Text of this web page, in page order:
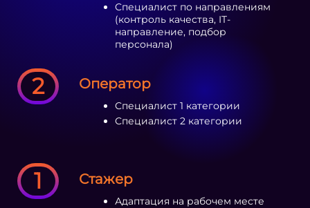
1
2
Стажер
Адаптация на рабочем месте
Оператор
Специалист 1 категории
Специалист 2 категории
Специалист по направлениям
(контроль качества, IT-
направление, подбор
персонала)